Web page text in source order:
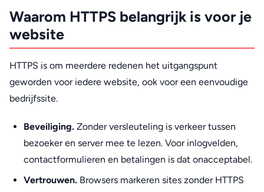
Waarom HTTPS belangrijk is voor je
website
HTTPS is om meerdere redenen het uitgangspunt
geworden voor iedere website, ook voor een eenvoudige
bedrijfssite.
Beveiliging. Zonder versleuteling is verkeer tussen
bezoeker en server mee te lezen. Voor inlogvelden,
contactformulieren en betalingen is dat onacceptabel.
Vertrouwen. Browsers markeren sites zonder HTTPS